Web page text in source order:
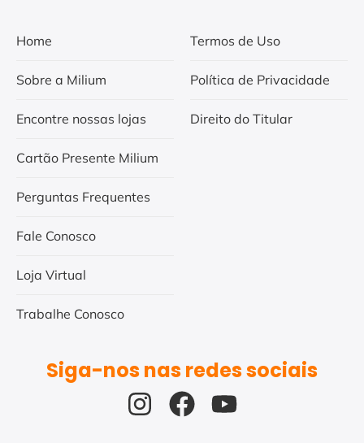
Home
Sobre a Milium
Encontre nossas lojas
Cartão Presente Milium
Perguntas Frequentes
Fale Conosco
Loja Virtual
Trabalhe Conosco
Termos de Uso
Política de Privacidade
Direito do Titular
Siga-nos nas redes sociais